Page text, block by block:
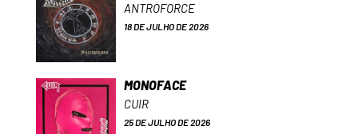
ANTROFORCE
18 DE JULHO DE 2026
MONOFACE
CUIR
25 DE JULHO DE 2026